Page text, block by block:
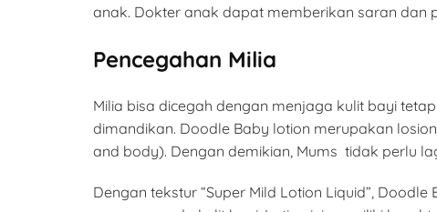
anak. Dokter anak dapat memberikan saran dan
Pencegahan Milia
Milia bisa dicegah dengan menjaga kulit bayi
dimandikan. Doodle Baby lotion merupakan
and body). Dengan demikian, Mums tidak perlu
Dengan tekstur “Super Mild Lotion Liquid”,